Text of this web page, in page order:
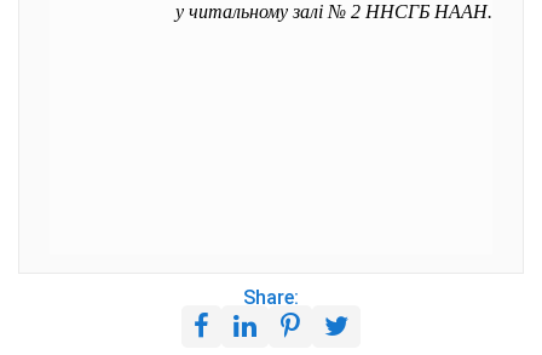
у читальному залі № 2 ННСГБ НААН.
Share: